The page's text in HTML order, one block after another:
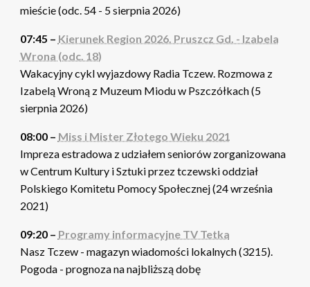
mieście (odc. 54 - 5 sierpnia 2026)
07:45 – Kierunek Region 2026. Pruszcz Gd. - Izabela
Wrona (odc. 18)
Wakacyjny cykl wyjazdowy Radia Tczew. Rozmowa z
Izabelą Wroną z Muzeum Miodu w Pszczółkach (5
sierpnia 2026)
08:00 – Miss i Mister Złotego Wieku 2021
Impreza estradowa z udziałem seniorów zorganizowana
w Centrum Kultury i Sztuki przez tczewski oddział
Polskiego Komitetu Pomocy Społecznej (24 września
2021)
09:20 – Programy informacyjne TV Tetka
Nasz Tczew - magazyn wiadomości lokalnych (3215).
Pogoda - prognoza na najbliższą dobę